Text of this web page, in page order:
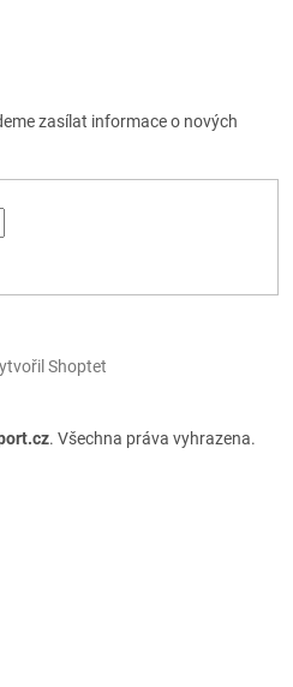
zasílat informace o nových
Shoptet
. Všechna práva vyhrazena.